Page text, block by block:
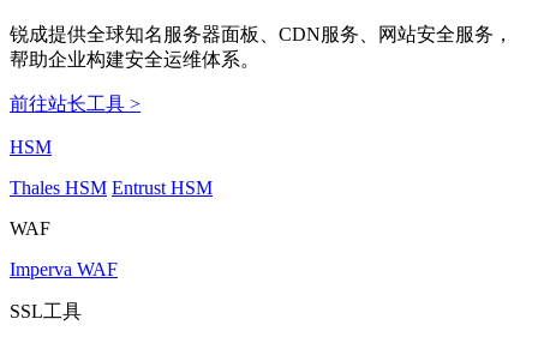
锐成提供全球知名服务器面板、CDN服务、网站安全服务，
帮助企业构建安全运维体系。
前往站长工具 >
HSM
Thales HSM Entrust HSM
WAF
Imperva WAF
SSL工具